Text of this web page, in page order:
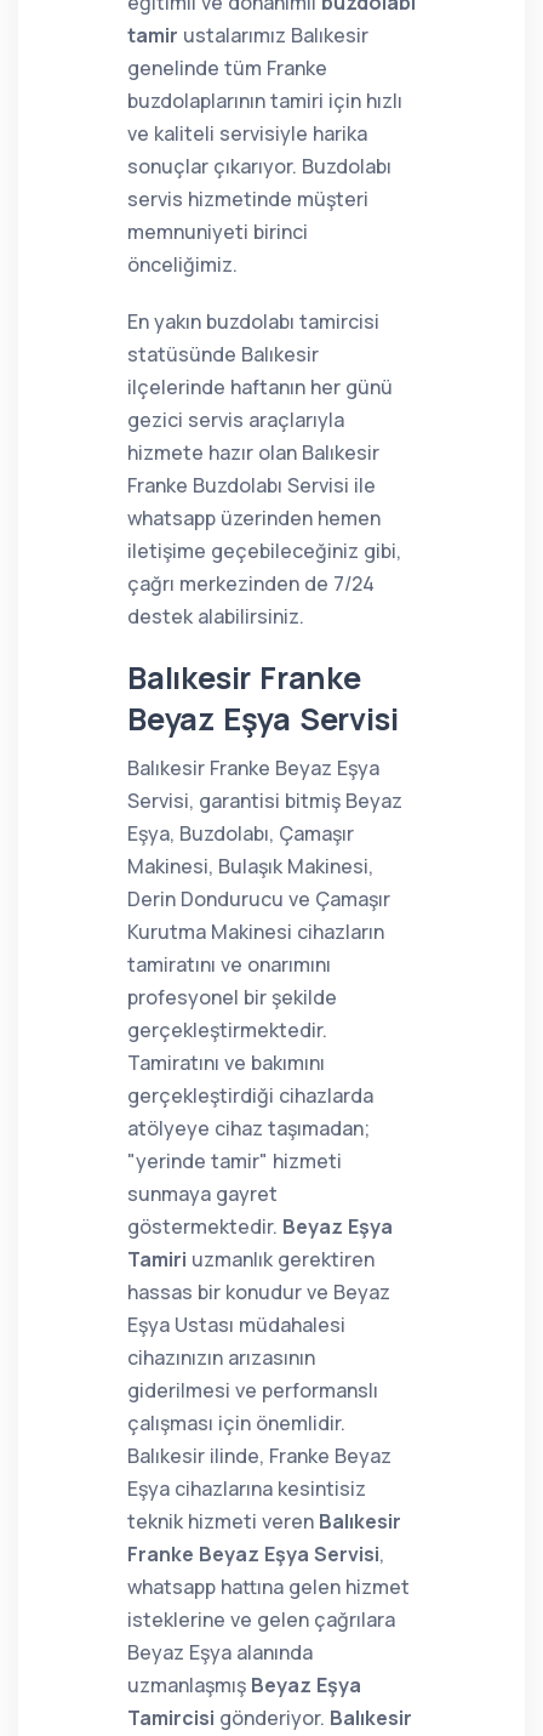
tamir ustalarımız Balıkesir
genelinde tüm Franke
buzdolaplarının tamiri için hızlı
ve kaliteli servisiyle harika
sonuçlar çıkarıyor. Buzdolabı
servis hizmetinde müşteri
memnuniyeti birinci
önceliğimiz.
En yakın buzdolabı tamircisi
statüsünde Balıkesir
ilçelerinde haftanın her günü
gezici servis araçlarıyla
hizmete hazır olan Balıkesir
Franke Buzdolabı Servisi ile
whatsapp üzerinden hemen
iletişime geçebileceğiniz gibi,
çağrı merkezinden de 7/24
destek alabilirsiniz.
Balıkesir Franke
Beyaz Eşya Servisi
Balıkesir Franke Beyaz Eşya
Servisi, garantisi bitmiş Beyaz
Eşya, Buzdolabı, Çamaşır
Makinesi, Bulaşık Makinesi,
Derin Dondurucu ve Çamaşır
Kurutma Makinesi cihazların
tamiratını ve onarımını
profesyonel bir şekilde
gerçekleştirmektedir.
Tamiratını ve bakımını
gerçekleştirdiği cihazlarda
atölyeye cihaz taşımadan;
"yerinde tamir" hizmeti
sunmaya gayret
göstermektedir. Beyaz Eşya
Tamiri uzmanlık gerektiren
hassas bir konudur ve Beyaz
Eşya Ustası müdahalesi
cihazınızın arızasının
giderilmesi ve performanslı
çalışması için önemlidir.
Balıkesir ilinde, Franke Beyaz
Eşya cihazlarına kesintisiz
teknik hizmeti veren Balıkesir
Franke Beyaz Eşya Servisi,
whatsapp hattına gelen hizmet
isteklerine ve gelen çağrılara
Beyaz Eşya alanında
uzmanlaşmış Beyaz Eşya
Tamircisi gönderiyor. Balıkesir